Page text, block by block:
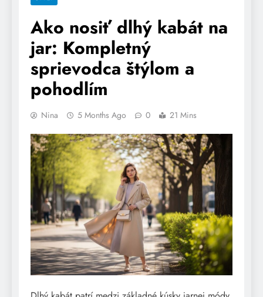
Ako nosiť dlhý kabát na
jar: Kompletný
sprievodca štýlom a
pohodlím
Nina 5 Months Ago 0 21 Mins